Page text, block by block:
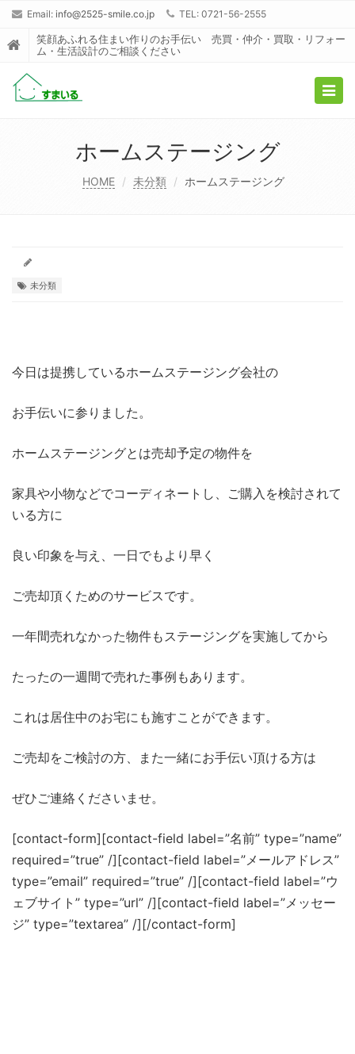
Email: info@2525-smile.co.jp TEL: 0721-56-2555
笑顔あふれる住まい作りのお手伝い 売買・仲介・買取・リフォー
ム・生活設計のご相談ください
ホームステージング
HOME 未分類 ホームステージング
未分類
今日は提携しているホームステージング会社の
お手伝いに参りました。
ホームステージングとは売却予定の物件を
家具や小物などでコーディネートし、ご購入を検討されて
いる方に
良い印象を与え、一日でもより早く
ご売却頂くためのサービスです。
一年間売れなかった物件もステージングを実施してから
たったの一週間で売れた事例もあります。
これは居住中のお宅にも施すことができます。
ご売却をご検討の方、また一緒にお手伝い頂ける方は
ぜひご連絡くださいませ。
[contact-form][contact-field label=”名前” type=”name”
required=”true” /][contact-field label=”メールアドレス”
type=”email” required=”true” /][contact-field label=”ウ
ェブサイト” type=”url” /][contact-field label=”メッセー
ジ” type=”textarea” /][/contact-form]